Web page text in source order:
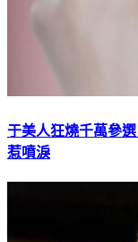
于美人狂燒千萬參
惹噴淚